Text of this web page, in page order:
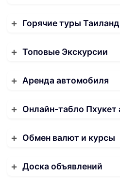
Горячие туры Таиланд
Топовые Экскурсии
Аренда автомобиля
Онлайн-табло Пхукет
Обмен валют и курсы
Доска объявлений